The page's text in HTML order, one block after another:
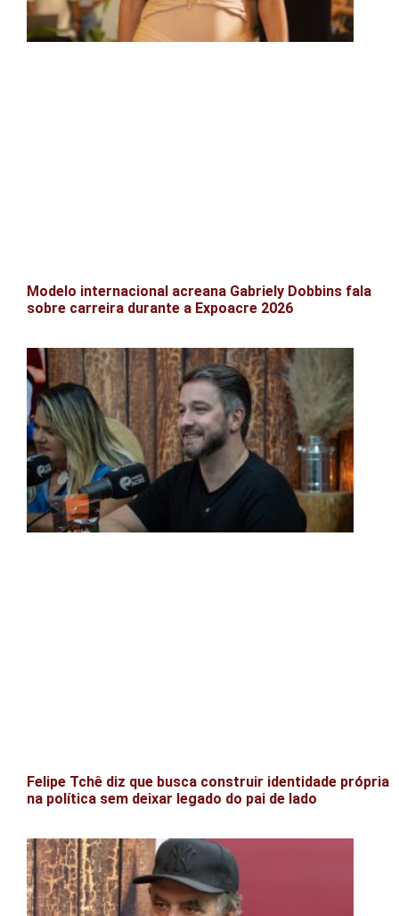
Modelo internacional acreana Gabriely Dobbins fala
sobre carreira durante a Expoacre 2026
Felipe Tchê diz que busca construir identidade própria
na política sem deixar legado do pai de lado